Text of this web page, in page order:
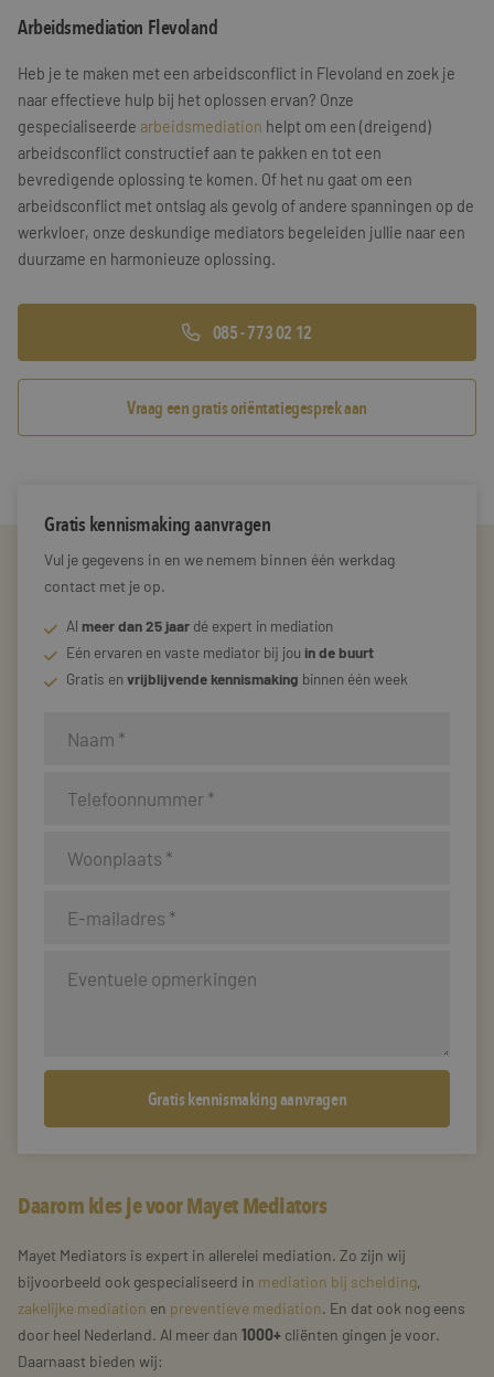
Training & Leiderschap
Referenties
Blogs
Documenten
Gratis folder
Contact
Arbeidsmediation Flevoland
Heb je te maken met een arbeidsconflict in Flevoland en zoek je
naar effectieve hulp bij het oplossen ervan? Onze
gespecialiseerde arbeidsmediation helpt om een (dreigend)
arbeidsconflict constructief aan te pakken en tot een
bevredigende oplossing te komen. Of het nu gaat om een
arbeidsconflict met ontslag als gevolg of andere spanningen op de
werkvloer, onze deskundige mediators begeleiden jullie naar een
duurzame en harmonieuze oplossing.
085 - 773 02 12
Vraag een gratis oriëntatiegesprek aan
Daarom kies je voor Mayet Mediators
Mayet Mediators is expert in allerelei mediation. Zo zijn wij
bijvoorbeeld ook gespecialiseerd in mediation bij scheiding,
zakelijke mediation en preventieve mediation. En dat ook nog eens
door heel Nederland. Al meer dan 1000+ cliënten gingen je voor.
Daarnaast bieden wij:
Gratis kennismaking aanvragen
Vul je gegevens in en we nemem binnen één werkdag
contact met je op.
Al meer dan 25 jaar dé expert in mediation
Eén ervaren en vaste mediator bij jou in de buurt
Gratis envrijblijvende kennismaking binnen één week